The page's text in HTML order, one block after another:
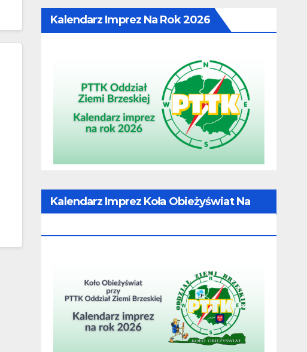
Kalendarz Imprez Na Rok 2026
Kalendarz Imprez Koła Obieżyświat Na